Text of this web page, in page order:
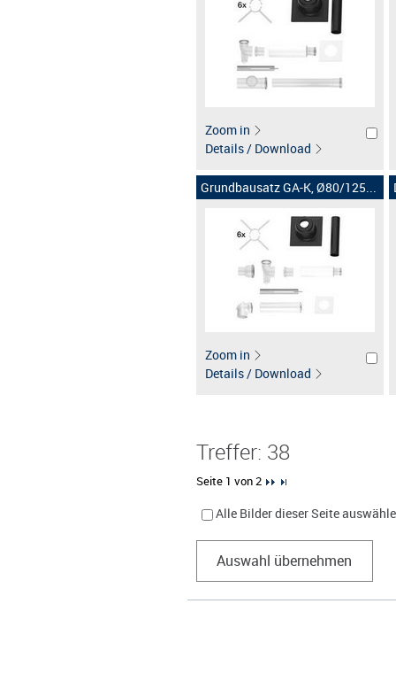
Zoom in
Details / Download
Grundbausatz GA-K, Ø80/125...
Zoom in
Details / Download
Treffer: 38
Seite 1 von 2
Alle Bilder dieser Seite
Auswahl übernehmen